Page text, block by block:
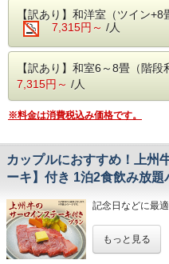
【自然や歴
す
≪デジタル
【こちらか
//////重要な注意点
〇 小人は小学生
〇 バス料金等は
〇 2日前からの
〇 バスの予約は
知らせください
予約内容確認の
す。
〇 発車時間等は
バスの運行は
〇 尾瀬に行くた
けっして簡単に
■お食事■
・お夕食は約50
ソフトドリンク
（生ビール・日
・ご朝食は、和洋
【訳あり】和洋室（ツイン+8
7,315円～ /人
【訳あり】和室6～8畳（階
7,315円～ /人
※料金は消費税込み価格です。
カップルにおすすめ！上州
ーキ】付き 1泊2食飲み放
記念日などに最適
数量限定のグレ
「せっかくの旅
もっと見る